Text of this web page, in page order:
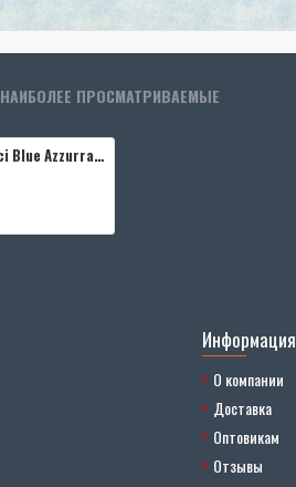
НАИБОЛЕЕ ПРОСМАТРИВАЕМЫЕ
Bernardo Bartalucci Blue Azzurra 5012-3
Информация
О компании
Доставка
Оптовикам
Отзывы